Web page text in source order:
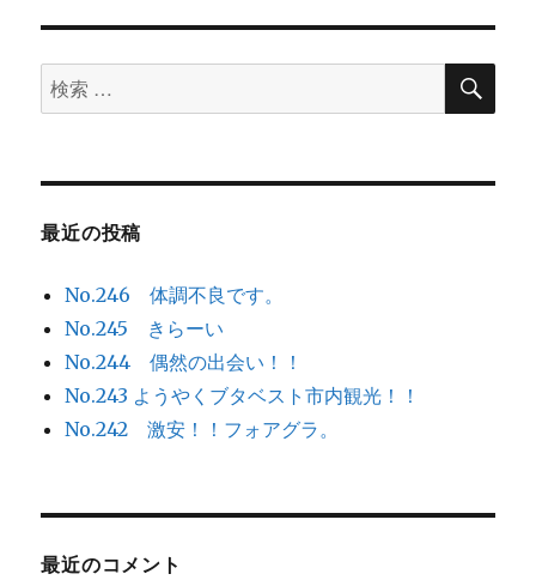
検
索
象:
検
最近の投稿
No.246 体調不良です。
No.245 きらーい
No.244 偶然の出会い！！
No.243 ようやくブタベスト市内観光！！
No.242 激安！！フォアグラ。
最近のコメント